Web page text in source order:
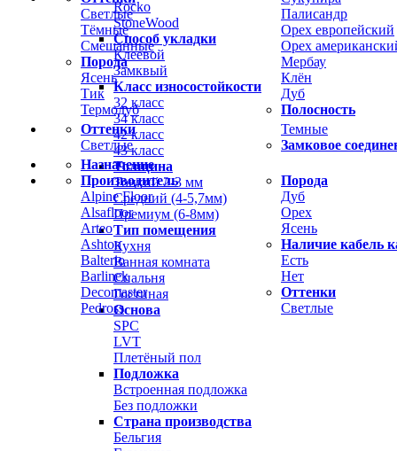
Светлые
Тёмные
Смешанные
Порода
Ясень
Тик
Термодуб
Палисандр
Орех европейский
Орех
Мербау
Клён
Дуб
Полосность
Оттенки
Светлые
Темные
Замковое
Назначение
Производитель
Alpine Floor
Alsafloor
Arteo
Ashton
Balterio
Barlinek
Decomaster
Pedross
Порода
Дуб
Орех
Ясень
Наличие кабель
Есть
Нет
Оттенки
Светлые
Rocko
StoneWood
Способ укладки
Клеевой
Замквый
Класс износостойкости
32 класс
34 класс
42 класс
43 класс
Толщина
Тонкий 2-3 мм
Средний (4-5,7мм)
Премиум (6-8мм)
Тип помещения
Кухня
Ванная комната
Спальня
Гостиная
Основа
SPC
LVT
Плетёный пол
Подложка
Встроенная подложка
Без подложки
Страна производства
Бельгия